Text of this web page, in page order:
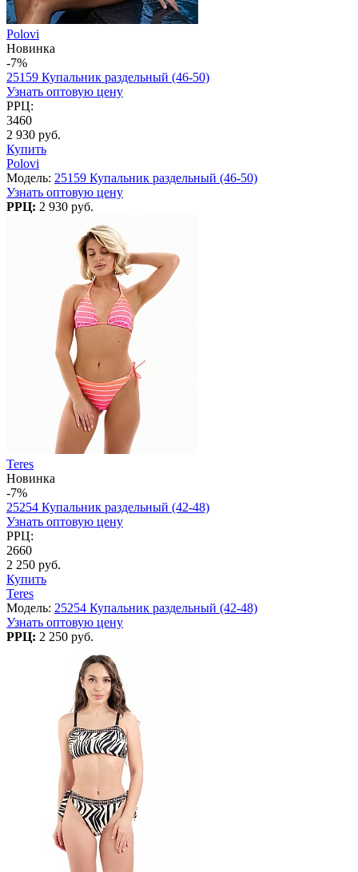
Polovi
Новинка
-7%
25159 Купальник раздельный (46-50)
Узнать оптовую цену
РРЦ:
3460
2 930 руб.
Купить
Polovi
Модель: 25159 Купальник раздельный (46-50)
Узнать оптовую цену
РРЦ: 2 930 руб.
Teres
Новинка
-7%
25254 Купальник раздельный (42-48)
Узнать оптовую цену
РРЦ:
2660
2 250 руб.
Купить
Teres
Модель: 25254 Купальник раздельный (42-48)
Узнать оптовую цену
РРЦ: 2 250 руб.